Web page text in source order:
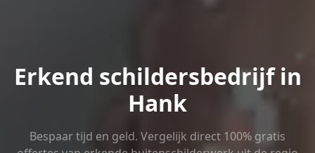
Erkend schildersbedrijf in
Hank
Bespaar tijd en geld. Vergelijk direct 100% gratis